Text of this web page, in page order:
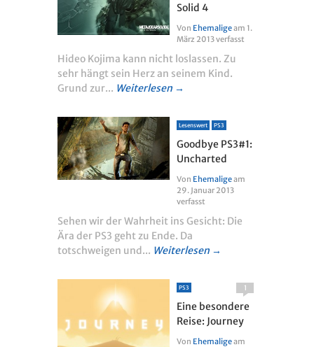
Solid 4
Von Ehemaligeam 1.
März 2013verfasst
Hideo Kojima kann nicht loslassen. Zu
sehr hängt sein Herz an seinem Kind.
Grund zur... Weiterlesen →
Lesenswert PS3
Goodbye PS3#1:
Uncharted
Von Ehemaligeam
29. Januar 2013
verfasst
Sehen wir der Wahrheit ins Gesicht: Die
Ära der PS3 geht zu Ende. Da
totschweigen und... Weiterlesen →
PS3 1
Eine besondere
Reise: Journey
Von Ehemaligeam